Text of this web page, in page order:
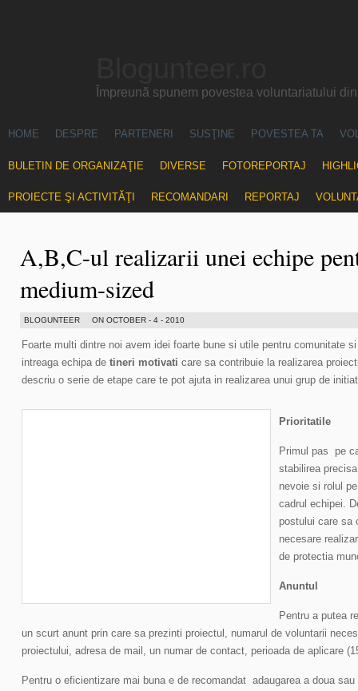
Împreună spunem povestea voluntariatului
HOME DESPRE PARTENERI SUSŢINE POVESTEA TA
BULETIN DE ORGANIZAŢIE DIVERSE FOTOREPORTAJ
PROIECTE ŞI ACTIVITĂŢI RECOMANDARI REPORTAJ
A,B,C-ul realizarii unei echipe
medium-sized
BLOGUNTEER ON OCTOBER - 4 - 2010
Foarte multi dintre noi avem idei foarte bune si utile pentru comunitate
intreaga echipa de tineri motivati care sa contribuie la realizarea
descriu o serie de etape care te pot ajuta in realizarea unui grup de
Prioritatile
Primul pas pe
stabilirea
nevoie si rolul
cadrul echipei.
postului care sa
necesare
de protectia
Anuntul
Pentru a putea
un scurt anunt prin care sa prezinti proiectul, numarul de voluntarii
proiectului, adresa de mail, un numar de contact, perioada de aplicare
Pentru o eficientizare mai buna e de recomandat adaugarea a doua